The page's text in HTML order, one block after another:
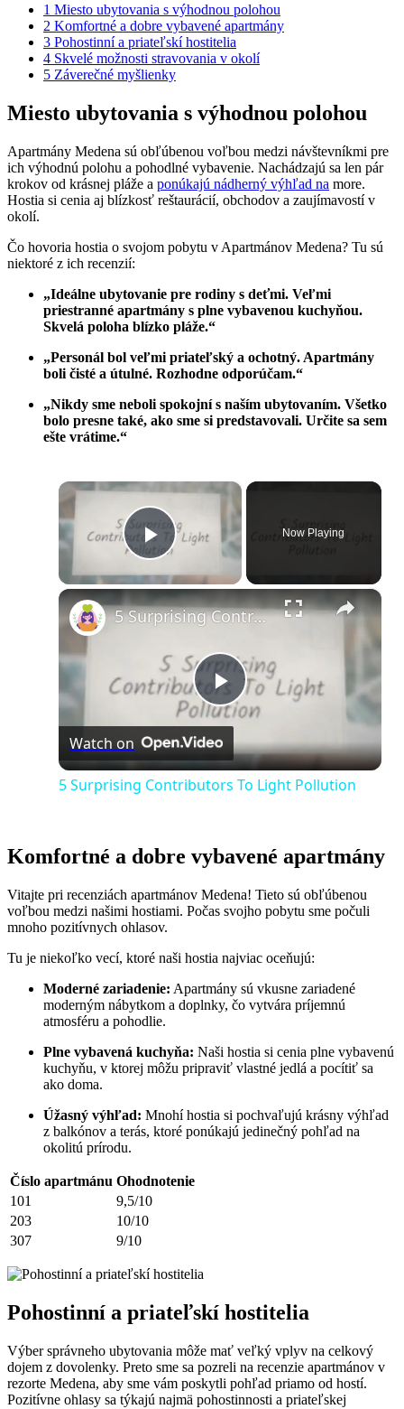
1 Miesto ubytovania s výhodnou polohou
2 Komfortné a dobre vybavené apartmány
3 Pohostinní a priateľskí hostitelia
4 Skvelé možnosti stravovania v okolí
5 Záverečné myšlienky
Miesto ubytovania s výhodnou polohou
Apartmány Medena sú obľúbenou voľbou medzi návštevníkmi pre
ich výhodnú polohu a pohodlné vybavenie. Nachádzajú sa len pár
krokov od krásnej pláže a ponúkajú nádherný výhľad na more.
Hostia si cenia aj blízkosť reštaurácií, obchodov a zaujímavostí v
okolí.
Čo hovoria hostia o svojom pobytu v Apartmánov Medena? Tu sú
niektoré z ich recenzií:
„Ideálne ubytovanie pre rodiny s deťmi. Veľmi
priestranné apartmány s plne vybavenou kuchyňou.
Skvelá poloha blízko pláže.“
„Personál bol veľmi priateľský a ochotný. Apartmány
boli čisté a útulné. Rozhodne odporúčam.“
„Nikdy sme neboli spokojní s naším ubytovaním. Všetko
bolo presne také, ako sme si predstavovali. Určite sa sem
ešte vrátime.“
×
Play Video
Now Playing
×
Play
Video
5 Surprising Contributors To Light Pollution
Watch on
5 Surprising Contributors To Light Pollution
Komfortné a dobre vybavené apartmány
Vitajte pri recenziách apartmánov Medena! Tieto sú obľúbenou
voľbou medzi našimi hostiami. Počas svojho pobytu sme počuli
mnoho pozitívnych ohlasov.
Tu je niekoľko vecí, ktoré naši hostia najviac oceňujú:
Moderné zariadenie: Apartmány sú vkusne zariadené
moderným nábytkom a doplnky, čo vytvára príjemnú
atmosféru a pohodlie.
Plne vybavená kuchyňa: Naši hostia si cenia plne vybavenú
kuchyňu, v ktorej môžu pripraviť vlastné jedlá a pocítiť sa
ako doma.
Úžasný výhľad: Mnohí hostia si pochvaľujú krásny výhľad
z balkónov a terás, ktoré ponúkajú jedinečný pohľad na
okolitú prírodu.
Číslo apartmánu Ohodnotenie
101
9,5/10
203
10/10
307
9/10
Pohostinní a priateľskí hostitelia
Výber správneho ubytovania môže mať veľký vplyv na celkový
dojem z dovolenky. Preto sme sa pozreli na recenzie apartmánov v
rezorte Medena, aby sme vám poskytli pohľad priamo od hostí.
Pozitívne ohlasy sa týkajú najmä pohostinnosti a priateľskej